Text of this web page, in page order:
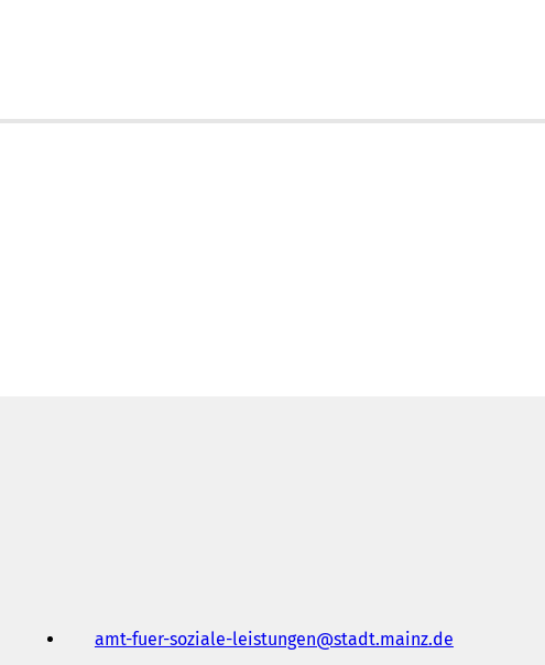
amt-fuer-soziale-leistungen stadt.mainz de